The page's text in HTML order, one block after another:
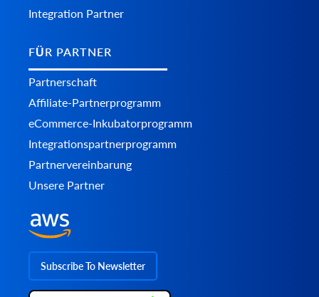
Integration Partner
FÜR PARTNER
Partnerschaft
Affiliate-Partnerprogramm
eCommerce-Inkubatorprogramm
Integrationspartnerprogramm
Partnervereinbarung
Unsere Partner
Subscribe To Newsletter